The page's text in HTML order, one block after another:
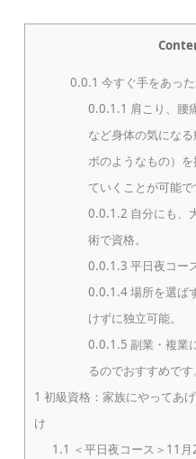
0.0.1 今すぐ手をあっ
0.0.1.1 肩こり、腰
など身体の気にな
ボのようなもの）
ていくことが可能で
0.0.1.2 自分にも、
術で資格。
0.0.1.3 平日夜コー
0.0.1.4場所を選ば
けずに独立可能。
0.0.1.5 副業・複業
るのでおすすめです
1 初級資格：家族にやってあ
け
1.1 ＜平日夜コース＞11